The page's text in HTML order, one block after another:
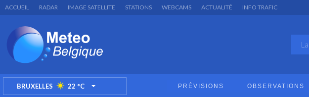
ACCUEIL RADAR IMAGE SATELLITE STATIONS WEBCAMS ACTUALITÉ INFO TRAFIC
BRUXELLES 22 °C TOGGLE DROPDOWN PRÉVISIONS OBSERVATIONS